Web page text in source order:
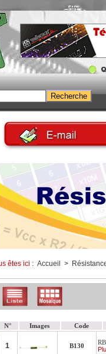
êtes ici : Accueil >
N° Images Code
1 B130